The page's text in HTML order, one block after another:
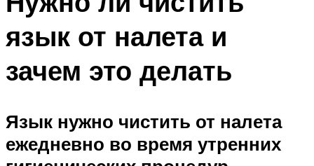
язык от налета и
зачем это делать
Язык нужно чистить от налета
ежедневно во время утренних